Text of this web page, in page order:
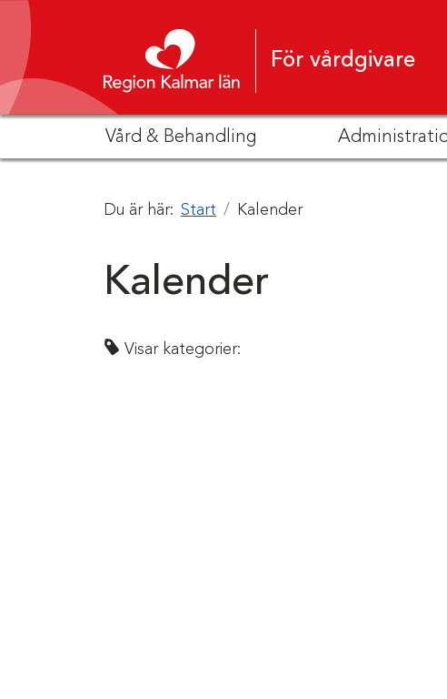
Hoppa till innehåll
För vårdgivare
Vård & Behandling
Du är här: Start Kalender
Kalender
Visar kategorier: